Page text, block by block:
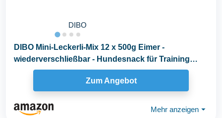
DIBO
DIBO Mini-Leckerli-Mix 12 x 500g Eimer -
wiederverschließbar - Hundesnack für Training
und...
Zum Angebot
Mehr anzeigen ⏷